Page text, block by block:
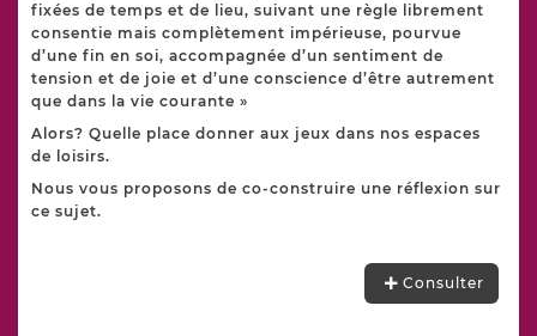
fixées de temps et de lieu, suivant une règle librement
consentie mais complètement impérieuse, pourvue
d’une fin en soi, accompagnée d’un sentiment de
tension et de joie et d’une conscience d’être autrement
que dans la vie courante »
Alors? Quelle place donner aux jeux dans nos espaces
de loisirs.
Nous vous proposons de co-construire une réflexion sur
ce sujet.
Consulter